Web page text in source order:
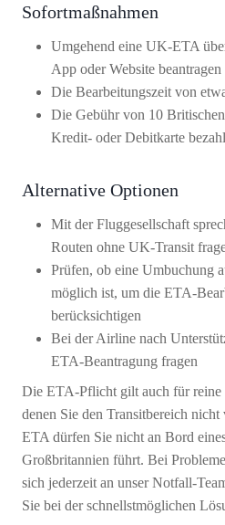
Sofortmaßnahmen
Umgehend eine UK-ETA
App oder Website beantragen
Die Bearbeitungszeit von
Die Gebühr von 10
Kredit- oder Debitkarte
Alternative Optionen
Mit der Fluggesellschaft
Routen ohne UK-Transit
Prüfen, ob eine Umbuchung
möglich ist, um die ETA-
berücksichtigen
Bei der Airline nach
ETA-Beantragung fragen
Die ETA-Pflicht gilt auch für reine
denen Sie den Transitbereich
ETA dürfen Sie nicht an Bord
Großbritannien führt. Bei
sich jederzeit an unser Notfall-
Sie bei der schnellstmöglichen